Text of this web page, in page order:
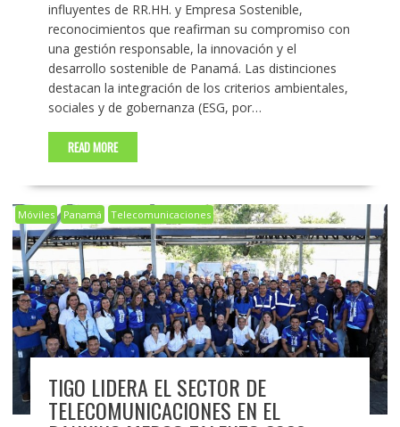
influyentes de RR.HH. y Empresa Sostenible,
reconocimientos que reafirman su compromiso con
una gestión responsable, la innovación y el
desarrollo sostenible de Panamá. Las distinciones
destacan la integración de los criterios ambientales,
sociales y de gobernanza (ESG, por…
READ MORE
Móviles Panamá Telecomunicaciones
TIGO LIDERA EL SECTOR DE
TELECOMUNICACIONES EN EL